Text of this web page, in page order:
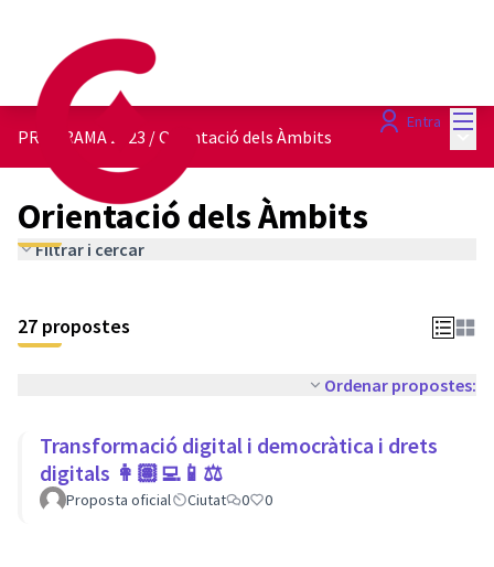
Entra
PROGRAMA 2023 /Orientació dels Àmbits
Orientació dels Àmbits
Filtrar i cercar
27 propostes
Ordenar propostes:
Transformació digital i democràtica i drets
digitals 👩🏽‍💻📱⚖
Proposta oficial Ciutat 0 0